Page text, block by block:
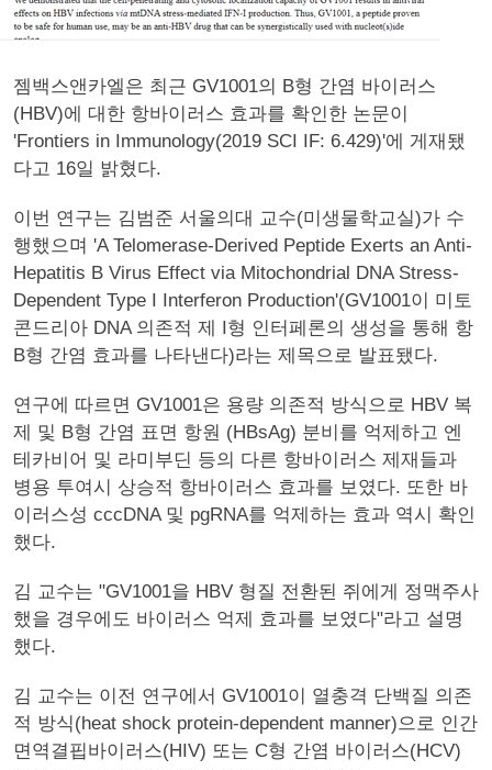
젬백스앤카엘은 최근 GV1001의 B형 간염 바이러스
(HBV)에 대한 항바이러스 효과를 확인한 논문이
'Frontiers in Immunology(2019 SCI IF: 6.429)'에 게재됐
다고 16일 밝혔다.
이번 연구는 김범준 서울의대 교수(미생물학교실)가 수
행했으며 'A Telomerase-Derived Peptide Exerts an Anti-
Hepatitis B Virus Effect via Mitochondrial DNA Stress-
Dependent Type I Interferon Production'(GV1001이 미토
콘드리아 DNA 의존적 제 I형 인터페론의 생성을 통해 항
B형 간염 효과를 나타낸다)라는 제목으로 발표됐다.
연구에 따르면 GV1001은 용량 의존적 방식으로 HBV 복
제 및 B형 간염 표면 항원 (HBsAg) 분비를 억제하고 엔
테카비어 및 라미부딘 등의 다른 항바이러스 제재들과
병용 투여시 상승적 항바이러스 효과를 보였다. 또한 바
이러스성 cccDNA 및 pgRNA를 억제하는 효과 역시 확인
했다.
김 교수는 "GV1001을 HBV 형질 전환된 쥐에게 정맥주사
했을 경우에도 바이러스 억제 효과를 보였다"라고 설명
했다.
김 교수는 이전 연구에서 GV1001이 열충격 단백질 의존
적 방식(heat shock protein-dependent manner)으로 인간
면역결핍바이러스(HIV) 또는 C형 간염 바이러스(HCV)